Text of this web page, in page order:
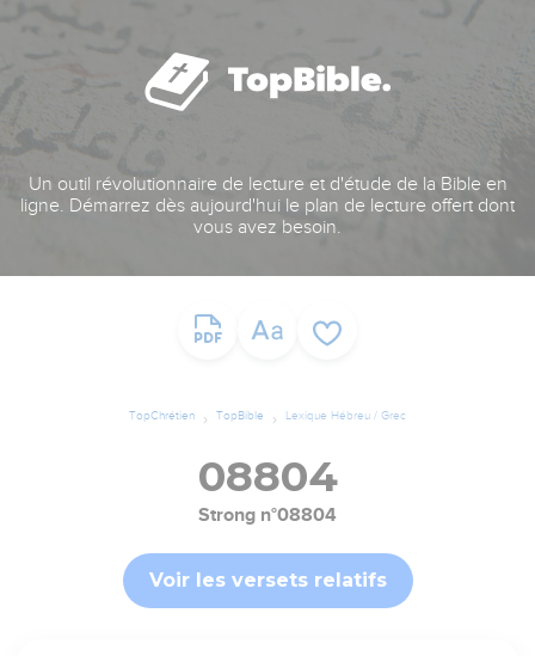
Un outil révolutionnaire de lecture et d'étude de la Bible en
ligne. Démarrez dès aujourd'hui le plan de lecture offert dont
vous avez besoin.
TopChrétien TopBible Lexique Hébreu / Grec
08804
Strong n°08804
Voir les versets relatifs